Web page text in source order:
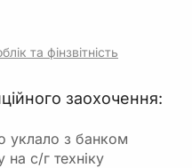
та фінзвітність
заохочення:
уклало з банком
на с/г техніку